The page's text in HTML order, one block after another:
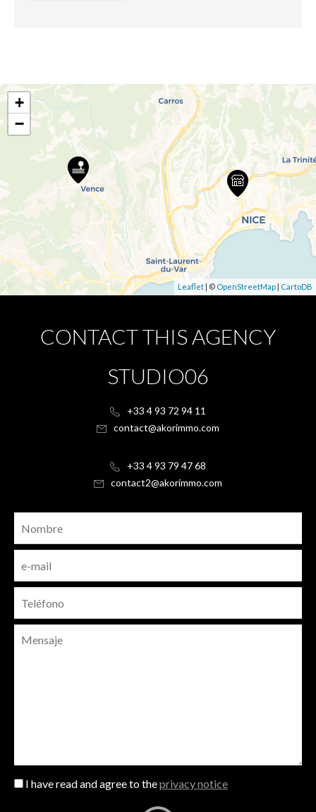
+
−
Leaflet | © OpenStreetMap | CartoDB
CONTACT THIS AGENCY
STUDIO06
+33 4 93 72 94 11
contact@akorimmo.com
+33 4 93 79 47 68
contact2@akorimmo.com
I have read and agree to theprivacy notice